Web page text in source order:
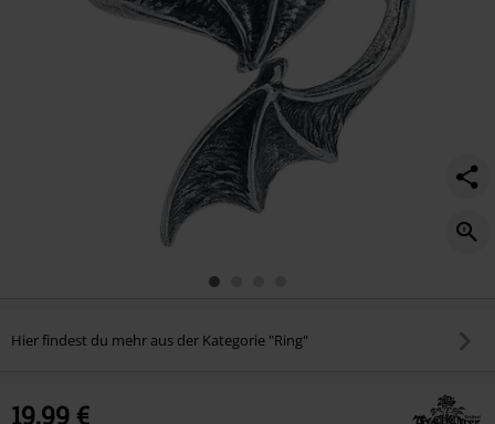
Hier findest du mehr aus der Kategorie "Ring"
19,99 €